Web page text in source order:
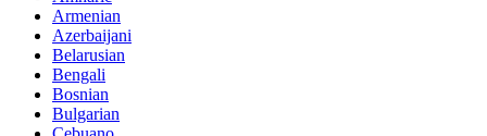
Armenian
Azerbaijani
Belarusian
Bengali
Bosnian
Bulgarian